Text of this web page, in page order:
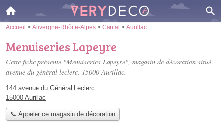
Accueil > Auvergne-Rhône-Alpes > Cantal > Aurillac
Menuiseries Lapeyre
Cette fiche présente "Menuiseries Lapeyre", magasin de décoration situé
avenue du général leclerc, 15000 Aurillac.
144 avenue du Général Leclerc
15000 Aurillac
📞 Appeler ce magasin de décoration